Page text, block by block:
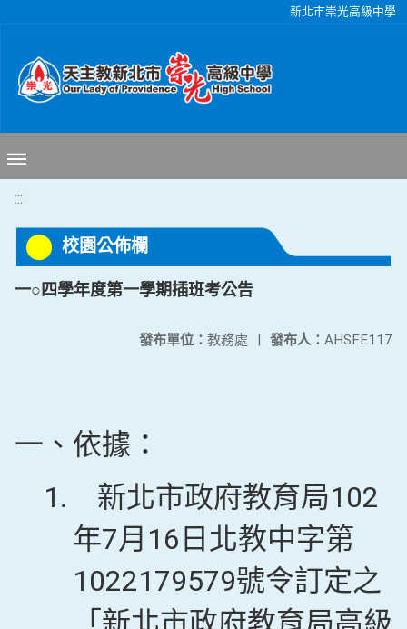
新北市崇光高級中學
:::
校園公佈欄
一○四學年度第一學期插班考公告
發布人： AHSFE117
發布單位： 教務處 |
一、依據：
1.
新北市政府教育局102
年7月16日北教中字第
1022179579號令訂定之